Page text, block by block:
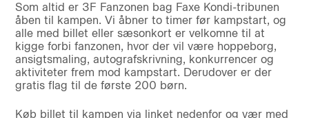
Som altid er 3F Fanzonen bag Faxe Kondi-tribunen
åben til kampen. Vi åbner to timer før kampstart, og
alle med billet eller sæsonkort er velkomne til at
kigge forbi fanzonen, hvor der vil være hoppeborg,
ansigtsmaling, autografskrivning, konkurrencer og
aktiviteter frem mod kampstart. Derudover er der
gratis flag til de første 200 børn.
Køb billet til kampen via linket nedenfor og vær med